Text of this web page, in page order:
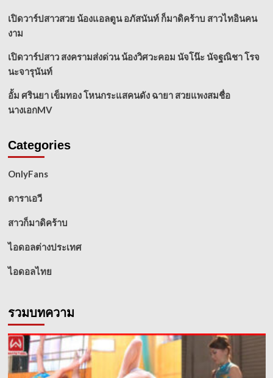
เปิดวาร์ปสาวสวย น้องแอลตูน อภัสนันท์ ก็มาดิคร้าบ สาวไทอินคน
งาม
เปิดวาร์ปสาว สงครามส่งด่วน น้องวิศวะคอม นัจโน๊ะ นัจฐณิชา โรจ
นะจารุนันท์
อั้ม ศรินยา เข็มทอง โหนกระแสคนดัง ฉายา สวยแพงสมชื่อ
นางเอกMV
Categories
OnlyFans
ดาราเอวี
สาวก็มาดิคร้าบ
ไอดอลต่างประเทศ
ไอดอลไทย
รวมบทความ